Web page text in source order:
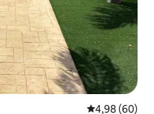
Gemiddelde
4,98 (60)